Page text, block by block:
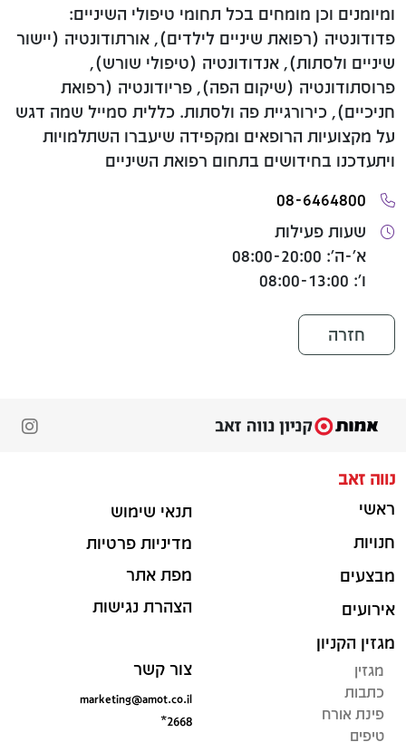
ומיומנים וכן מומחים בכל תחומי טיפולי השיניים:
פדודונטיה (רפואת שיניים לילדים), אורתודונטיה (יישור
שיניים ולסתות), אנדודונטיה (טיפולי שורש),
פרוסתודונטיה (שיקום הפה), פריודונטיה (רפואת
חניכיים), כירורגיית פה ולסתות. כללית סמייל שמה דגש
על מקצועיות הרופאים ומקפידה שיעברו השתלמויות
ויתעדכנו בחידושים בתחום רפואת השיניים
08-6464800
שעות פעילות
א'-ה': 08:00-20:00
ו': 08:00-13:00
חזרה
נווה זאב
ראשי
חנויות
מבצעים
אירועים
מגזין הקניון
מגזין
כתבות
פינת אורח
טיפים
תנאי שימוש
מדיניות פרטיות
מפת אתר
הצהרת נגישות
צור קשר
marketing@amot.co.il
*2668